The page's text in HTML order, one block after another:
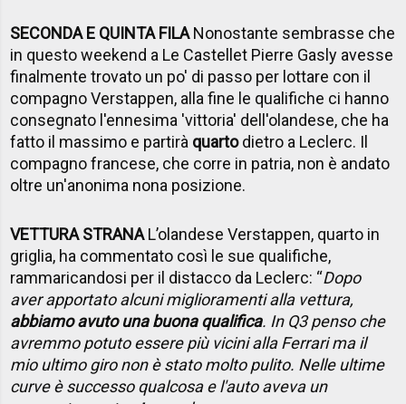
SECONDA E QUINTA FILANonostante sembrasse che
in questo weekend a Le Castellet Pierre Gasly avesse
finalmente trovato un po' di passo per lottare con il
compagno Verstappen, alla fine le qualifiche ci hanno
consegnato l'ennesima 'vittoria' dell'olandese, che ha
fatto il massimo e partirà quartodietro a Leclerc. Il
compagno francese, che corre in patria, non è andato
oltre un'anonima nona posizione.
VETTURA STRANAL’olandese Verstappen, quarto in
griglia, ha commentato così le sue qualifiche,
rammaricandosi per il distacco da Leclerc: “Dopo
aver apportato alcuni miglioramenti alla vettura,
abbiamo avuto una buona qualifica. In Q3 penso che
avremmo potuto essere più vicini alla Ferrari ma il
mio ultimo giro non è stato molto pulito. Nelle ultime
curve è successo qualcosa e l'auto aveva un